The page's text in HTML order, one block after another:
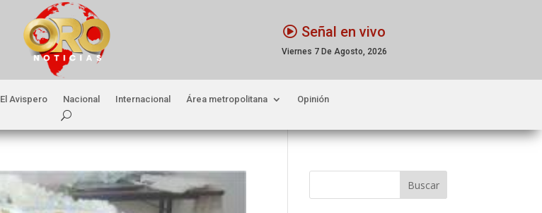
Señal en vivo
Viernes 7 De Agosto, 2026
El Avispero Nacional Internacional Área metropolitana Opinión
Buscar